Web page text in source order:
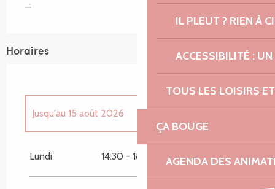
IL PLEUT ? RIEN À
ACCESSIBILITÉ :
TOUS LES LOISIRS
ÇA BOUGE
AGENDA DES
—
Horaires
Jusqu'au 15 août 2026
Lundi 14:30 - 18:30